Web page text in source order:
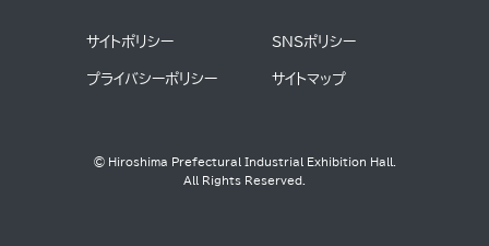
サイトポリシー SNSポリシー
プライバシーポリシー サイトマップ
© Hiroshima Prefectural Industrial Exhibition Hall.
All Rights Reserved.